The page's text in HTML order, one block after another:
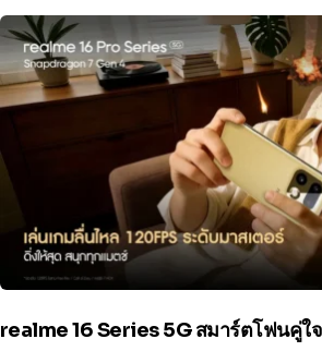
realme 16 Series 5G สมาร์ตโฟนคู่ใ